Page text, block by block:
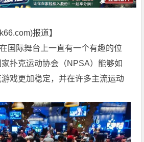
)报道】
际舞台上一直有一个有趣的位
扑克运动协会（NPSA）能够如
戏更加稳定，并在许多主流运动